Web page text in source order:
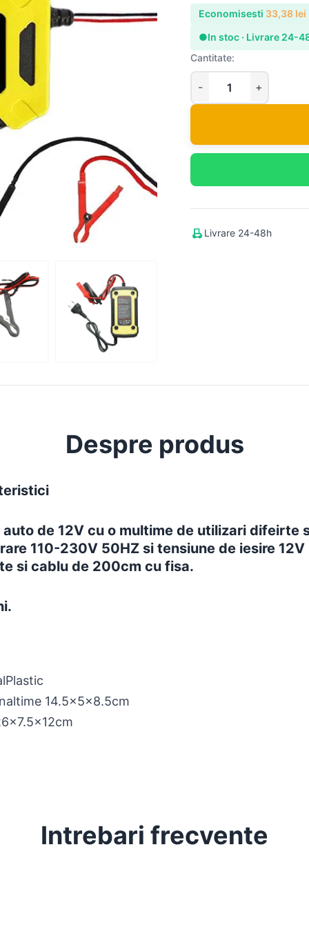
Economisesti 33,38 lei
●In stoc · Livrare 24-
Cantitate:
Livrare 24-48h
Despre produs
de 12V cu o multime de utilizari difeirte
110-230V 50HZ si tensiune de iesire
si cablu de 200cm cu fisa.
Plastic
14.5x5x8.5cm
Intrebari frecvente